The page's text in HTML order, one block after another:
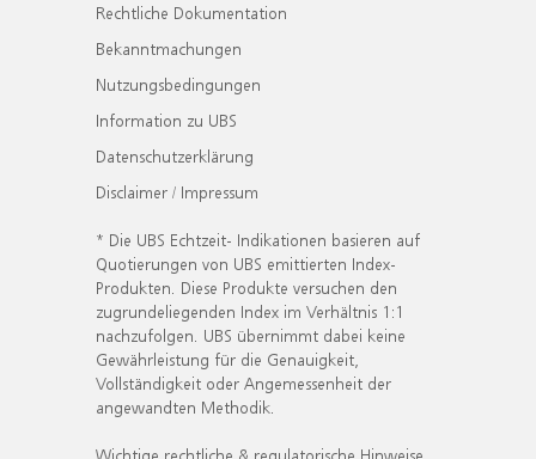
Rechtliche Dokumentation
Bekanntmachungen
Nutzungsbedingungen
Information zu UBS
Datenschutzerklärung
Disclaimer / Impressum
* Die UBS Echtzeit- Indikationen basieren auf
Quotierungen von UBS emittierten Index-
Produkten. Diese Produkte versuchen den
zugrundeliegenden Index im Verhältnis 1:1
nachzufolgen. UBS übernimmt dabei keine
Gewährleistung für die Genauigkeit,
Vollständigkeit oder Angemessenheit der
angewandten Methodik.